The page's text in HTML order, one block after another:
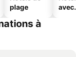
plage
avec
à